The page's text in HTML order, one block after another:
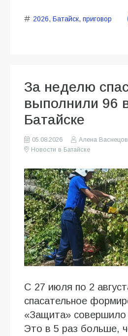
2026, Батайск, приговор
За неделю
выполнили 96
Батайске
05.08.2026
Алена
Новости в Батайске
С 27 июля по 2
спасательное
«Защита»
Это в 5 раз больше,